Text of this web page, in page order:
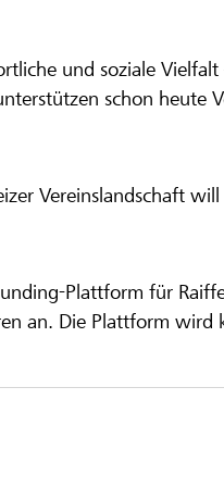
und soziale
schon heute
Vereinslandschaft
Plattform für
an. Die Plattform wird